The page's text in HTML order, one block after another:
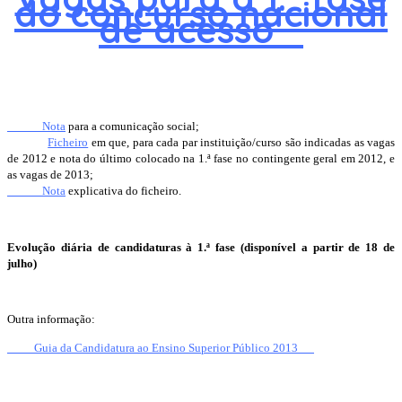
do concurso nacional
de acesso
Nota para a comunicação social;
Ficheiro em que, para cada par instituição/curso são indicadas as vagas
de 2012 e nota do último colocado na 1.ª fase no contingente geral em 2012, e
as vagas de 2013;
Nota explicativa do ficheiro.
Evolução diária de candidaturas à 1.ª fase (disponível a partir de 18 de
julho)
Outra informação:
Guia da Candidatura ao Ensino Superior Público 2013